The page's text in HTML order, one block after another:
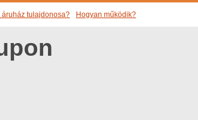
áruház tulajdonosa? Hogyan működik?